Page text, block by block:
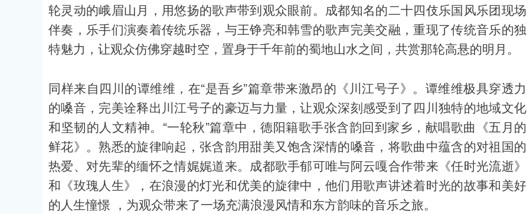
轮灵动的峨眉山月，用悠扬的歌声带到观众眼前。成都知名的二十四伎乐国风乐团现场
伴奏，乐手们演奏着传统乐器，与王铮亮和韩雪的歌声完美交融，重现了传统音乐的独
特魅力，让观众仿佛穿越时空，置身于千年前的蜀地山水之间，共赏那轮高悬的明月。
同样来自四川的谭维维，在“是吾乡”篇章带来激昂的《川江号子》。谭维维极具穿透力
的嗓音，完美诠释出川江号子的豪迈与力量，让观众深刻感受到了四川独特的地域文化
和坚韧的人文精神。“一轮秋”篇章中，德阳籍歌手张含韵回到家乡，献唱歌曲《五月的
鲜花》。熟悉的旋律响起，张含韵用甜美又饱含深情的嗓音，将歌曲中蕴含的对祖国的
热爱、对先辈的缅怀之情娓娓道来。成都歌手郁可唯与阿云嘎合作带来《任时光流逝》
和《玫瑰人生》，在浪漫的灯光和优美的旋律中，他们用歌声讲述着时光的故事和美好
的人生憧憬 ，为观众带来了一场充满浪漫风情和东方韵味的音乐之旅。